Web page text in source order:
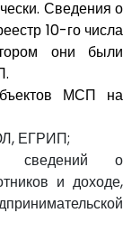
Сведения о
10-го числа
они были
МСП на
ЕГРИП;
сведений о
и доходе,